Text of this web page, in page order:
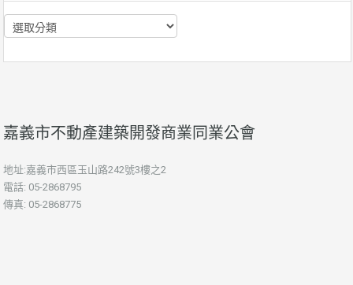
分
類
嘉義市不動產建築開發商業同業公會
地址:嘉義市西區玉山路242號3樓之2
電話: 05-2868795
傳真: 05-2868775